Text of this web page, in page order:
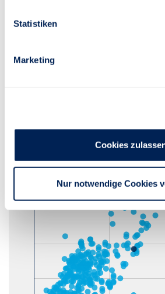
Statistiken
Marketing
Cookies
Nur notwendige Cookies
Risiko-Rendite-Diagramm